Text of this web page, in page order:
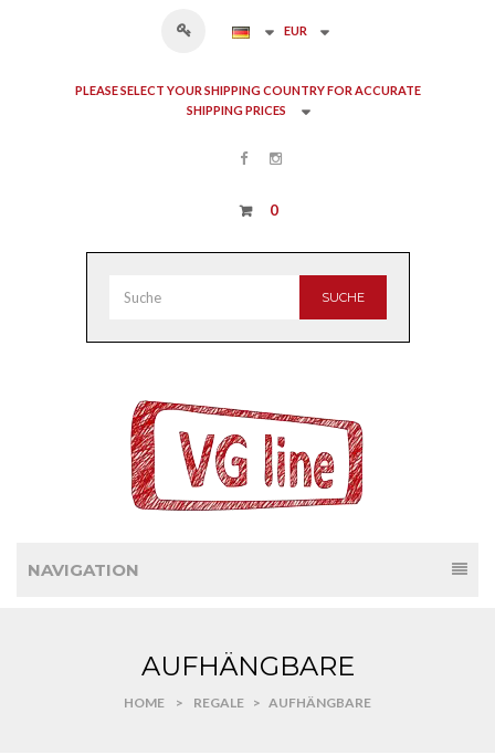
EUR
PLEASE SELECT YOUR SHIPPING COUNTRY FOR ACCURATE
SHIPPING PRICES
0
SUCHE
NAVIGATION
AUFHÄNGBARE
HOME > REGALE > AUFHÄNGBARE